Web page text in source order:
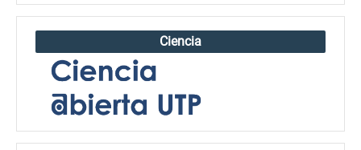
Ciencia